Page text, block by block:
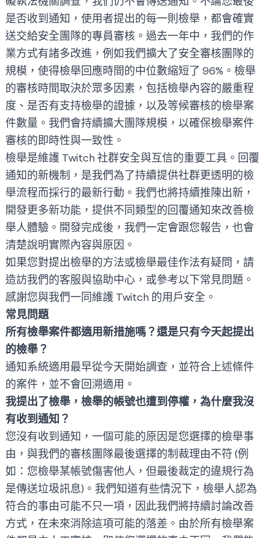
是否收到通知，使用者提出的每一則檢舉，都會確實
送交給安全團隊的專員審核。過去一年中，我們的作
業方式有諸多改進，例如我們擴大了安全審核團隊的
規模，使得檢舉回應時間的中位數縮短了 96%。檢舉
的審核時間取決於眾多因素，包括檢舉內容的嚴重程
度、是否有支持檢舉的證據，以及等候審核的檢舉案
件數量。我們會持續擴大團隊規模，以確保檢舉案件
審核的即時性與一致性。
檢舉是維護 Twitch 社群安全與互信的重要工具。回覆
通知的新機制，是我們為了持續提供社群更透明的檢
舉流程而採行的最新行動。我們也將持續推陳出新，
開發更多新功能，提供不同類型的回覆通知來改善檢
舉人體驗。開發完成後，我們一定會跟您報告，也會
清楚說明實際內容與原因。
如果您對提出檢舉的方法或檢舉最佳作法有疑問，請
造訪我們的客服與協助中心，或參考以下常見問題。
感謝您與我們一同維護 Twitch 的用戶安全。
常見問題
所有檢舉案件都適用新措施嗎？還是只有今天起提出
的檢舉？
通知系統適用最早從今天開始調查，並符合上述條件
的案件，並不會回溯適用。
我提出了檢舉，檢舉的帳號也遭到停權，為什麼我沒
有收到通知？
您沒有收到通知，一個可能的原因是您選擇的檢舉事
由，與我們的審核團隊最後選擇的制裁理由不符 (例
如：您檢舉某帳號傷害他人，但最後裁定的違規行為
是傳送垃圾訊息)。我們知道有些情況下，檢舉人認為
符合的事由可能不只一項，因此我們將持續討論改善
方式，在未來消除這項可能的落差。由於所有檢舉案